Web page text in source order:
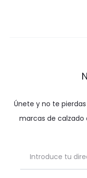
Únete y no te
marcas de